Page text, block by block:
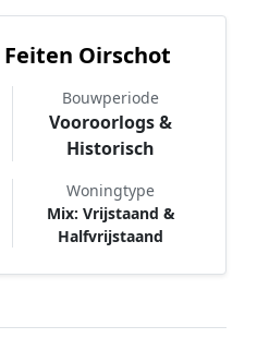
Oirschot
Bouwperiode
Vooroorlogs &
Historisch
Woningtype
Mix: Vrijstaand &
Halfvrijstaand